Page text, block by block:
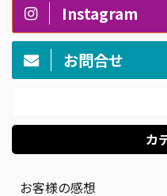
Instagram
お問合せ
カ
お客様の感想